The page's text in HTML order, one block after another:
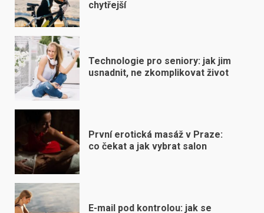
chytřejší
Technologie pro seniory: jak jim
usnadnit, ne zkomplikovat život
První erotická masáž v Praze:
co čekat a jak vybrat salon
E-mail pod kontrolou: jak se